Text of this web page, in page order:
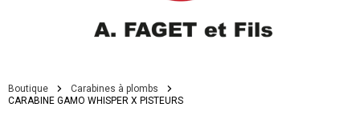
Boutique
Carabines à plombs
CARABINE GAMO WHISPER X PISTEURS